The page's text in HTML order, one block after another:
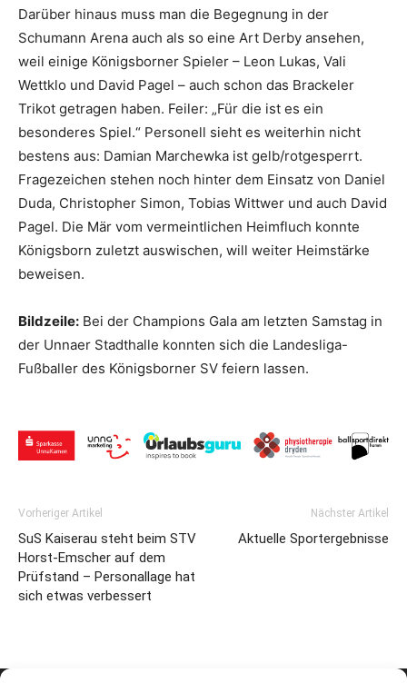
Darüber hinaus muss man die Begegnung in der
Schumann Arena auch als so eine Art Derby ansehen,
weil einige Königsborner Spieler – Leon Lukas, Vali
Wettklo und David Pagel – auch schon das Brackeler
Trikot getragen haben. Feiler: „Für die ist es ein
besonderes Spiel.“ Personell sieht es weiterhin nicht
bestens aus: Damian Marchewka ist gelb/rotgesperrt.
Fragezeichen stehen noch hinter dem Einsatz von Daniel
Duda, Christopher Simon, Tobias Wittwer und auch David
Pagel. Die Mär vom vermeintlichen Heimfluch konnte
Königsborn zuletzt auswischen, will weiter Heimstärke
beweisen.
Bildzeile: Bei der Champions Gala am letzten Samstag in
der Unnaer Stadthalle konnten sich die Landesliga-
Fußballer des Königsborner SV feiern lassen.
Vorheriger Artikel
SuS Kaiserau steht beim STV
Horst-Emscher auf dem
Prüfstand – Personallage hat
sich etwas verbessert
Nächster Artikel
Aktuelle Sportergebnisse